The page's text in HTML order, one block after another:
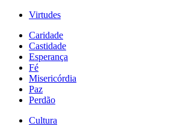
Virtudes
Caridade
Castidade
Esperança
Fé
Misericórdia
Paz
Perdão
Cultura